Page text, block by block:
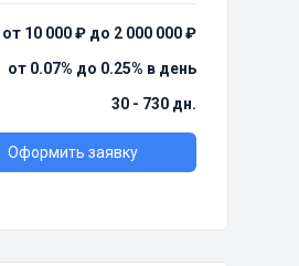
от 10 000 ₽ до 2 000 000 ₽
от 0.07% до 0.25% в день
30 - 730 дн.
Оформить заявку